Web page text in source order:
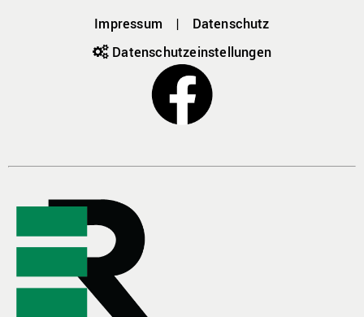
Impressum | Datenschutz
Datenschutz­einstellungen